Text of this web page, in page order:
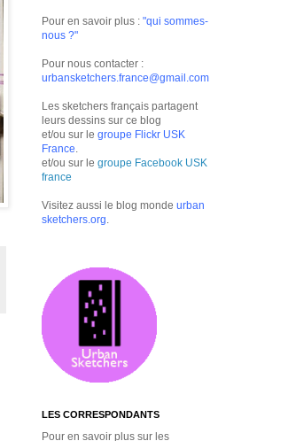
Pour en savoir plus : "qui sommes-
nous ?"
Pour nous contacter :
urbansketchers.france@gmail.com
Les sketchers français partagent
leurs dessins sur ce blog
et/ou sur le groupe Flickr USK
France
et/ou sur le groupe Facebook USK
france
Visitez aussi le blog monde urban
sketchers.org
LES CORRESPONDANTS
Pour en savoir plus sur les